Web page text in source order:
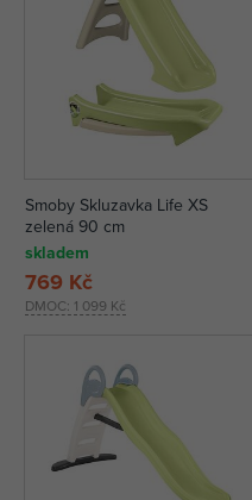
Smoby Skluzavka Life XS
zelená 90 cm
skladem
DMOC: 1 099 Kč
769 Kč